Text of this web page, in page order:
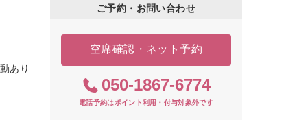
あり
ご予約・お問い合わせ
空席確認・ネット予約
050-1867-6774
電話予約はポイント利用・付与対象外です